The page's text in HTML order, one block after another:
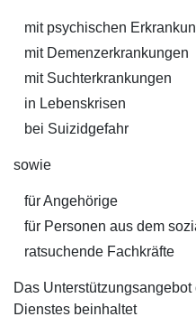
mit psychischen
mit Demenzerkrankungen
mit Suchterkrankungen
in Lebenskrisen
bei Suizidgefahr
sowie
für Angehörige
für Personen aus dem
ratsuchende Fachkräfte
Das
Dienstes beinhaltet